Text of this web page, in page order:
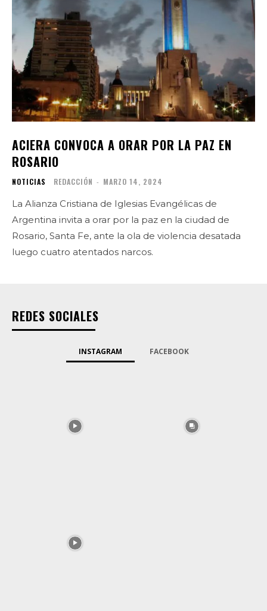
ACIERA CONVOCA A ORAR POR LA PAZ EN
ROSARIO
NOTICIAS REDACCIÓN - MARZO 14, 2024
La Alianza Cristiana de Iglesias Evangélicas de
Argentina invita a orar por la paz en la ciudad de
Rosario, Santa Fe, ante la ola de violencia desatada
luego cuatro atentados narcos.
REDES SOCIALES
INSTAGRAM FACEBOOK